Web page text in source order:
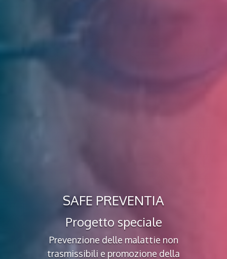
SAFE PREVENTIA
Progetto speciale
Prevenzione delle malattie non
trasmissibili e promozione della